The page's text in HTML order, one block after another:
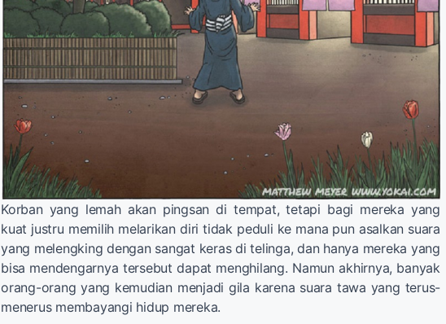
Korban yang lemah akan pingsan di tempat, tetapi bagi mereka yang
kuat justru memilih melarikan diri tidak peduli ke mana pun asalkan suara
yang melengking dengan sangat keras di telinga, dan hanya mereka yang
bisa mendengarnya tersebut dapat menghilang. Namun akhirnya, banyak
orang-orang yang kemudian menjadi gila karena suara tawa yang terus-
menerus membayangi hidup mereka.